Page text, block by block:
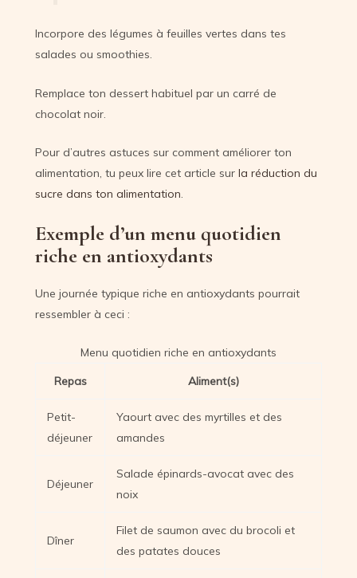
Incorpore des légumes à feuilles vertes dans tes
salades ou smoothies.
Remplace ton dessert habituel par un carré de
chocolat noir.
Pour d’autres astuces sur comment améliorer ton
alimentation, tu peux lire cet article sur la réduction du
sucre dans ton alimentation.
Exemple d’un menu quotidien
riche en antioxydants
Une journée typique riche en antioxydants pourrait
ressembler à ceci :
Menu quotidien riche en antioxydants
Repas
Aliment(s)
Petit-
déjeuner
Yaourt avec des myrtilles et des
amandes
Déjeuner
Salade épinards-avocat avec des
noix
Dîner
Filet de saumon avec du brocoli et
des patates douces